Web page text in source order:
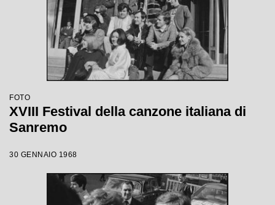
FOTO
XVIII Festival della canzone italiana di
Sanremo
30 GENNAIO 1968